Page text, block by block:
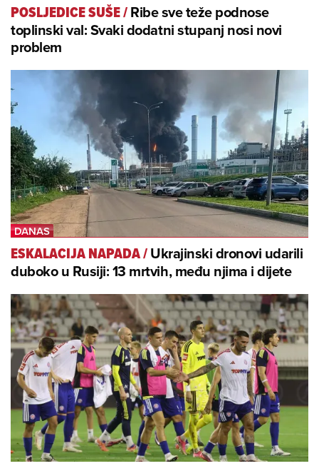
POSLJEDICE SUŠE/Ribe sve teže podnose
toplinski val: Svaki dodatni stupanj nosi novi
problem
ESKALACIJA NAPADA/Ukrajinski dronovi udarili
duboko u Rusiji: 13 mrtvih, među njima i dijete